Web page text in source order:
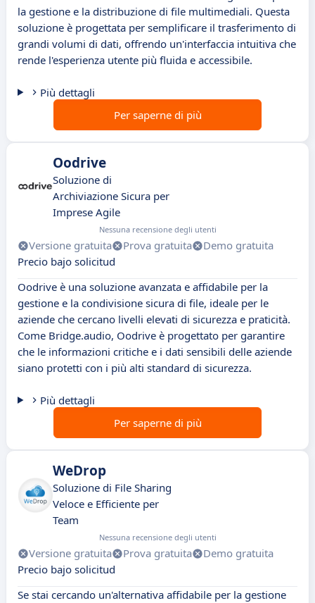
la gestione e la distribuzione di file multimediali. Questa
soluzione è progettata per semplificare il trasferimento di
grandi volumi di dati, offrendo un'interfaccia intuitiva che
rende l'esperienza utente più fluida e accessibile.
Più dettagli
Per saperne di più
Oodrive
Soluzione di
Archiviazione Sicura per
Imprese Agile
Nessuna recensione degli utenti
Versione gratuita Prova gratuita
Demo gratuita
Precio bajo solicitud
Oodrive è una soluzione avanzata e affidabile per la
gestione e la condivisione sicura di file, ideale per le
aziende che cercano livelli elevati di sicurezza e praticità.
Come Bridge.audio, Oodrive è progettato per garantire
che le informazioni critiche e i dati sensibili delle aziende
siano protetti con i più alti standard di sicurezza.
Più dettagli
Per saperne di più
WeDrop
Soluzione di File Sharing
Veloce e Efficiente per
Team
Nessuna recensione degli utenti
Versione gratuita Prova gratuita
Demo gratuita
Precio bajo solicitud
Se stai cercando un'alternativa affidabile per la gestione